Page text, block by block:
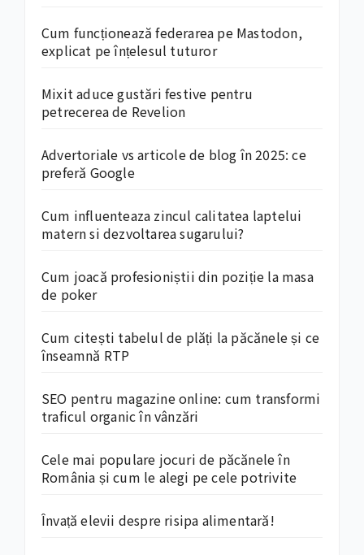
Cum funcționează federarea pe Mastodon,
explicat pe înțelesul tuturor
Mixit aduce gustări festive pentru
petrecerea de Revelion
Advertoriale vs articole de blog în 2025: ce
preferă Google
Cum influenteaza zincul calitatea laptelui
matern si dezvoltarea sugarului?
Cum joacă profesioniștii din poziție la masa
de poker
Cum citești tabelul de plăți la păcănele și ce
înseamnă RTP
SEO pentru magazine online: cum transformi
traficul organic în vânzări
Cele mai populare jocuri de păcănele în
România și cum le alegi pe cele potrivite
Învață elevii despre risipa alimentară!